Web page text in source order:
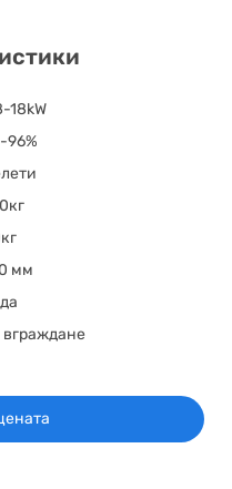
18kW
96%
мм
вграждане